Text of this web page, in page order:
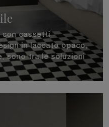
con cassetti
in laccato opaco,
sono tra le soluzioni